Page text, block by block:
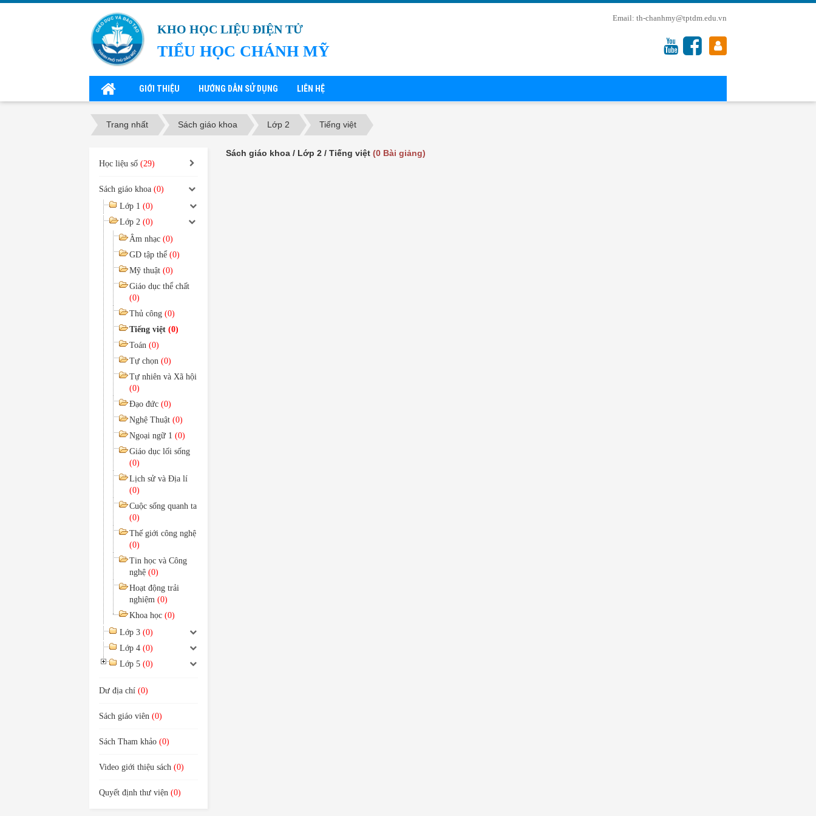
KHO HỌC LIỆU ĐIỆN TỬ
TIỂU HỌC CHÁNH MỸ
GIỚI THIỆU HƯỚNG DẪN SỬ DỤNG LIÊN HỆ
th-chanhmy@tptdm.edu.vn
Trang nhất Sách giáo khoa Lớp 2 Tiếng việt
Sách giáo khoa / Lớp 2 / Tiếng việt (0 Bài giảng)
Học liệu số (29)
Sách giáo khoa (0)
Lớp 1 (0)
Lớp 2 (0)
Âm nhạc (0)
GD tập thể (0)
Mỹ thuật (0)
Giáo dục thể chất
(0)
Thủ công (0)
Tiếng việt (0)
Toán (0)
Tự chọn (0)
Tự nhiên và Xã hội
(0)
Đạo đức (0)
Nghệ Thuật (0)
Ngoại ngữ 1 (0)
Giáo dục lối sống
(0)
Lịch sử và Địa lí
(0)
Cuộc sống quanh ta
(0)
Thế giới công nghệ
(0)
Tin học và Công
nghệ (0)
Hoạt động trải
nghiệm (0)
Khoa học (0)
Lớp 3 (0)
Lớp 4 (0)
Lớp 5 (0)
Dư địa chí (0)
Sách giáo viên (0)
Sách Tham khảo (0)
Video giới thiệu sách (0)
Quyết định thư viện (0)